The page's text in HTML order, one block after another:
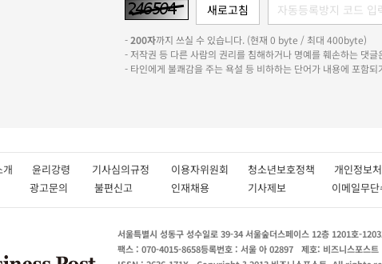
-200자까지 쓰실 수 있습니다. (현재 0 byte / 최대 400byte)
- 저작권 등 다른 사람의 권리를 침해하거나 명예를 훼손하는 댓
- 타인에게 불쾌감을 주는 욕설 등 비하하는 단어가 내용에 포함
개 윤리강령 기사심의규정 이용자위원회 청소년보호정책 개인정
광고문의 불편신고 인재채용 기사제보 이메일무
서울특별시 성동구 성수일로 39-34 서울숲더스페이스 12층 1201호-
팩스 : 070-4015-8658등록번호 : 서울 아 02897 제호: 비즈니스포스트